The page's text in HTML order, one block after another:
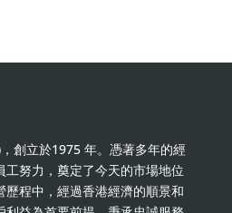
創立於1975 年。憑著多年的經
努力，奠定了今天的市場地位
程中，經過香港經濟的順景和